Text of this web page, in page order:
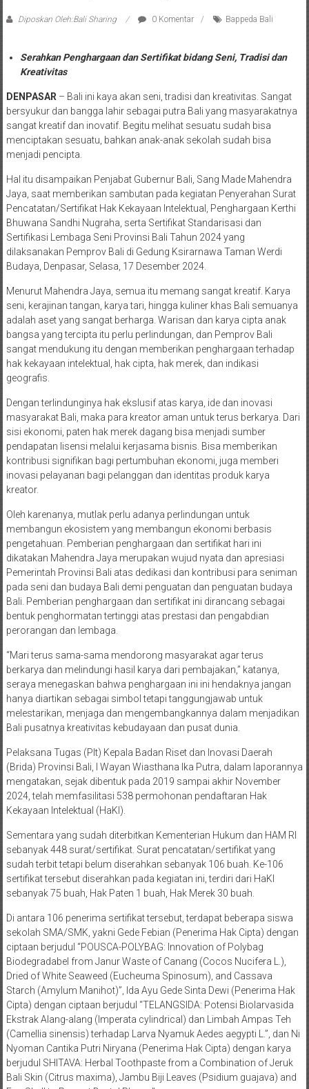
Diposkan Oleh:Bali Sharing 0 Komentar Bappeda Bali
Serahkan Penghargaan dan Sertifikat bidang Seni, Tradisi dan
Kreativitas
DENPASAR – Bali ini kaya akan seni, tradisi dan kreativitas. Sangat
bersyukur dan bangga lahir sebagai putra Bali yang masyarakatnya
sangat kreatif dan inovatif. Begitu melihat sesuatu sudah bisa
menciptakan sesuatu, bahkan anak-anak sekolah sudah bisa
menjadi pencipta.
Hal itu disampaikan Penjabat Gubernur Bali, Sang Made Mahendra
Jaya, saat memberikan sambutan pada kegiatan Penyerahan Surat
Pencatatan/Sertifikat Hak Kekayaan Intelektual, Penghargaan Kerthi
Bhuwana Sandhi Nugraha, serta Sertifikat Standarisasi dan
Sertifikasi Lembaga Seni Provinsi Bali Tahun 2024 yang
dilaksanakan Pemprov Bali di Gedung Ksirarnawa Taman Werdi
Budaya, Denpasar, Selasa, 17 Desember 2024.
Menurut Mahendra Jaya, semua itu memang sangat kreatif. Karya
seni, kerajinan tangan, karya tari, hingga kuliner khas Bali semuanya
adalah aset yang sangat berharga. Warisan dan karya cipta anak
bangsa yang tercipta itu perlu perlindungan, dan Pemprov Bali
sangat mendukung itu dengan memberikan penghargaan terhadap
hak kekayaan intelektual, hak cipta, hak merek, dan indikasi
geografis.
Dengan terlindunginya hak ekslusif atas karya, ide dan inovasi
masyarakat Bali, maka para kreator aman untuk terus berkarya. Dari
sisi ekonomi, paten hak merek dagang bisa menjadi sumber
pendapatan lisensi melalui kerjasama bisnis. Bisa memberikan
kontribusi signifikan bagi pertumbuhan ekonomi, juga memberi
inovasi pelayanan bagi pelanggan dan identitas produk karya
kreator.
Oleh karenanya, mutlak perlu adanya perlindungan untuk
membangun ekosistem yang membangun ekonomi berbasis
pengetahuan. Pemberian penghargaan dan sertifikat hari ini
dikatakan Mahendra Jaya merupakan wujud nyata dan apresiasi
Pemerintah Provinsi Bali atas dedikasi dan kontribusi para seniman
pada seni dan budaya Bali demi penguatan dan penguatan budaya
Bali. Pemberian penghargaan dan sertifikat ini dirancang sebagai
bentuk penghormatan tertinggi atas prestasi dan pengabdian
perorangan dan lembaga.
“Mari terus sama-sama mendorong masyarakat agar terus
berkarya dan melindungi hasil karya dari pembajakan,” katanya,
seraya menegaskan bahwa penghargaan ini ini hendaknya jangan
hanya diartikan sebagai simbol tetapi tanggungjawab untuk
melestarikan, menjaga dan mengembangkannya dalam menjadikan
Bali pusatnya kreativitas kebudayaan dan pusat dunia.
Pelaksana Tugas (Plt) Kepala Badan Riset dan Inovasi Daerah
(Brida) Provinsi Bali, I Wayan Wiasthana Ika Putra, dalam laporannya
mengatakan, sejak dibentuk pada 2019 sampai akhir November
2024, telah memfasilitasi 538 permohonan pendaftaran Hak
Kekayaan Intelektual (HaKI).
Sementara yang sudah diterbitkan Kementerian Hukum dan HAM RI
sebanyak 448 surat/sertifikat. Surat pencatatan/sertifikat yang
sudah terbit tetapi belum diserahkan sebanyak 106 buah. Ke-106
sertifikat tersebut diserahkan pada kegiatan ini, terdiri dari HaKI
sebanyak 75 buah, Hak Paten 1 buah, Hak Merek 30 buah.
Di antara 106 penerima sertifikat tersebut, terdapat beberapa siswa
sekolah SMA/SMK, yakni Gede Febian (Penerima Hak Cipta) dengan
ciptaan berjudul “POUSCA-POLYBAG: Innovation of Polybag
Biodegradabel from Janur Waste of Canang (Cocos Nucifera L.),
Dried of White Seaweed (Eucheuma Spinosum), and Cassava
Starch (Amylum Manihot)”, Ida Ayu Gede Sinta Dewi (Penerima Hak
Cipta) dengan ciptaan berjudul “TELANGSIDA: Potensi Biolarvasida
Ekstrak Alang-alang (Imperata cylindrical) dan Limbah Ampas Teh
(Camellia sinensis) terhadap Larva Nyamuk Aedes aegypti L.”, dan Ni
Nyoman Cantika Putri Niryana (Penerima Hak Cipta) dengan karya
berjudul SHITAVA: Herbal Toothpaste from a Combination of Jeruk
Bali Skin (Citrus maxima), Jambu Biji Leaves (Psidium guajava) and